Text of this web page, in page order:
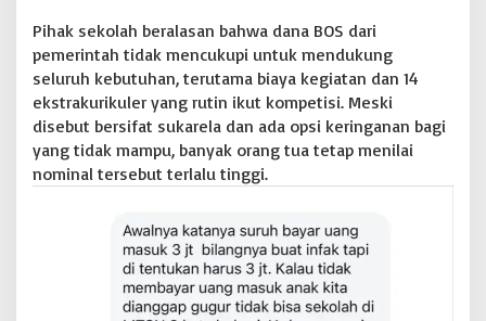
e
k
a
s
d
i
P
i
k
s
a
,
Pihak sekolah beralasan bahwa dana BOS dari
pemerintah tidak mencukupi untuk mendukung
seluruh kebutuhan, terutama biaya kegiatan dan 14
ekstrakurikuler yang rutin ikut kompetisi. Meski
disebut bersifat sukarela dan ada opsi keringanan bagi
yang tidak mampu, banyak orang tua tetap menilai
nominal tersebut terlalu tinggi.